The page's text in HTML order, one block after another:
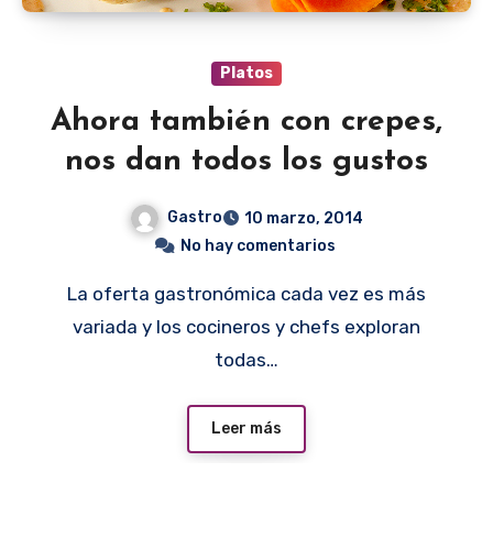
Platos
Ahora también con crepes,
nos dan todos los gustos
Gastro
10 marzo, 2014
No hay comentarios
La oferta gastronómica cada vez es más
variada y los cocineros y chefs exploran
todas…
Leer más